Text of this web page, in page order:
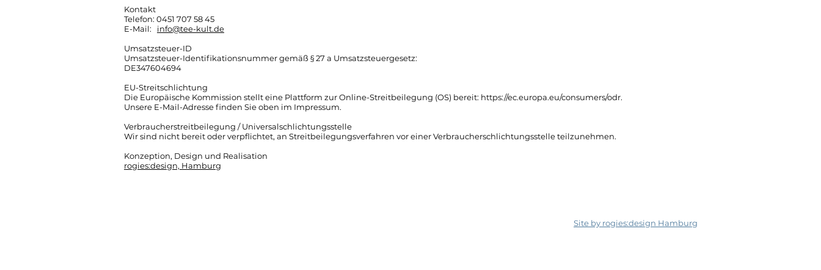
Kontakt
Telefon: 0451 707 58 45
E-Mail: info@tee-kult.de
Umsatzsteuer-ID
Umsatzsteuer-Identifikationsnummer gemäß § 27 a Umsatzsteuergesetz:
DE347604694
EU-Streitschlichtung
Die Europäische Kommission stellt eine Plattform zur Online-Streitbeilegung (OS) bereit: https://ec.europa.eu/consumers/odr.
Unsere E-Mail-Adresse finden Sie oben im Impressum.
Verbraucherstreitbeilegung / Universalschlichtungsstelle
Wir sind nicht bereit oder verpflichtet, an Streitbeilegungsverfahren vor einer Verbraucherschlichtungsstelle teilzunehmen.
​Konzeption, Design und Realisation
rogies:design, Hamburg
Site by rogies:design Hamburg